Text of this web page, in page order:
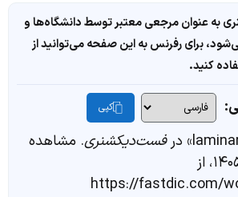
به عنوان مرجعی معتبر توسط دانشگاه‌ها و
برای رفرنس به این صفحه می‌توانید از
کنید.
کپی
فست‌دیکشنری. مشاهده
در تاریخ ۱۶ مرداد ۱۴۰۵، از
https://fastdic.com/